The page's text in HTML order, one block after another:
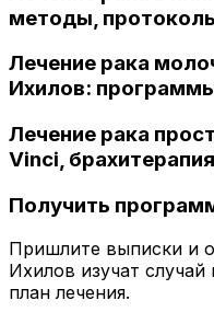
методы,
Лечение рака
Ихилов:
Лечение рака
Vinci,
Получить
Пришлите выписки и
Ихилов изучат
план лечения.